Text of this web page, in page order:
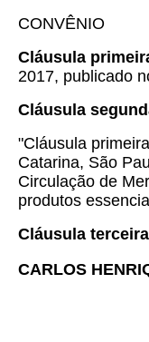
CONVÊNIO
Cláusula
2017, publicado
Cláusula
"Cláusula
Catarina, São
Circulação de
produtos
Cláusula terceira
CARLOS